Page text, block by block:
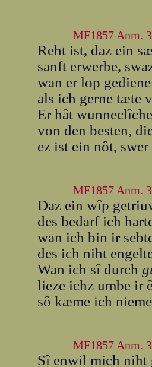
MF1857 Anm.
Reht ist, daz ein
sanft erwerbe,
wan er lop
als ich gerne tæte
Er hât
von den besten,
ez ist ein nôt,
MF1857 Anm.
Daz ein wîp
des bedarf ich
wan ich bin ir
des ich niht
Wan ich sî durch
lieze ichz umbe ir
sô kæme ich
MF1857 Anm.
Sî enwil mich niht